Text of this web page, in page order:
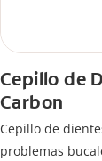
Cepillo de
Carbon
Cepillo de
problemas